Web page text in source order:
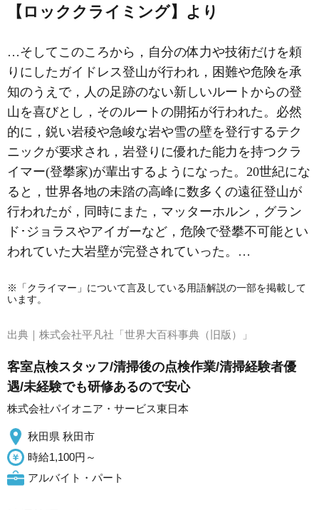
【ロッククライミング】より
…そしてこのころから，自分の体力や技術だけを頼
りにしたガイドレス登山が行われ，困難や危険を承
知のうえで，人の足跡のない新しいルートからの登
山を喜びとし，そのルートの開拓が行われた。必然
的に，鋭い岩稜や急峻な岩や雪の壁を登行するテク
ニックが要求され，岩登りに優れた能力を持つクラ
イマー(登攀家)が輩出するようになった。20世紀にな
ると，世界各地の未踏の高峰に数多くの遠征登山が
行われたが，同時にまた，マッターホルン，グラン
ド･ジョラスやアイガーなど，危険で登攀不可能とい
われていた大岩壁が完登されていった。…
※「クライマー」について言及している用語解説の一部を掲載して
います。
出典｜ 株式会社平凡社「世界大百科事典（旧版）」
客室点検スタッフ/清掃後の点検作業/清掃経験者優
遇/未経験でも研修あるので安心
株式会社パイオニア・サービス東日本
秋田県 秋田市
時給1,100円～
アルバイト・パート